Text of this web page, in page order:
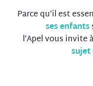
Parce qu’il est
ses enfants
l’Apel vous invite
sujet